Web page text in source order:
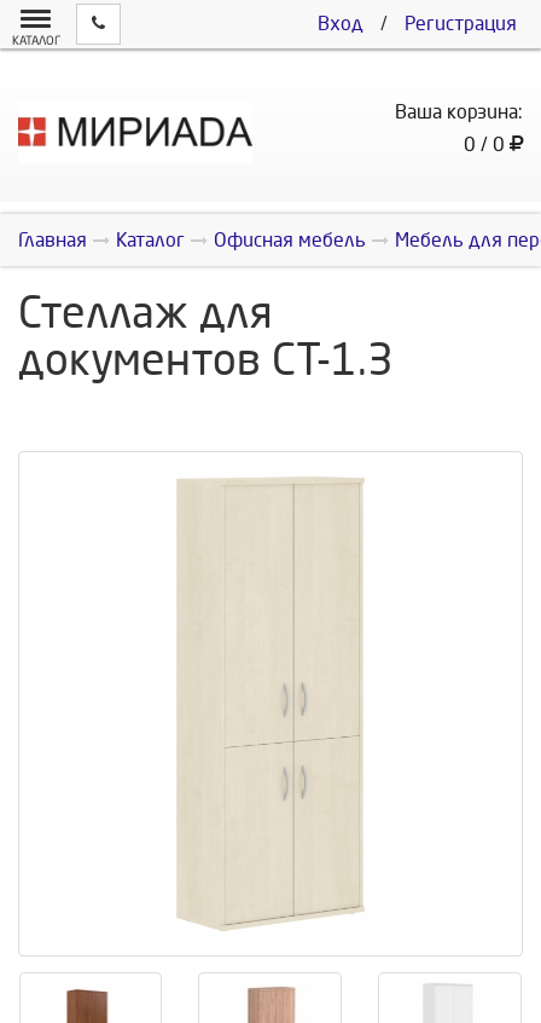
Вход / Регистрация
КАТАЛОГ
Ваша корзина:
0 / 0
Главная Каталог Офисная мебель Мебель для
Стеллаж для
документов СТ-1.3